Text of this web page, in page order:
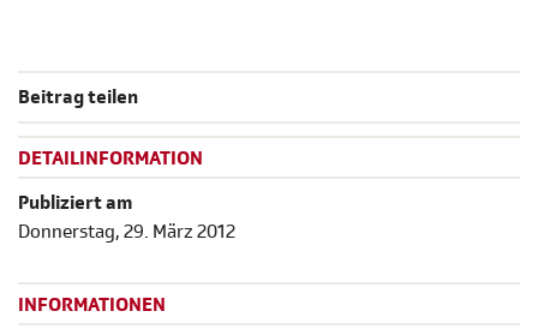
Beitrag teilen
DETAILINFORMATION
Publiziert am
Donnerstag, 29. März 2012
INFORMATIONEN